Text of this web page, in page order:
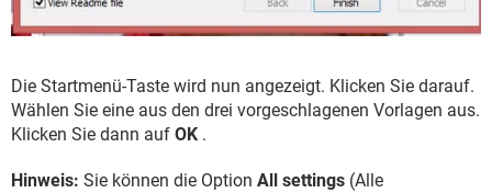
Die Startmenü-Taste wird nun angezeigt. Klicken Sie darauf.
Wählen Sie eine aus den drei vorgeschlagenen Vorlagen aus.
Klicken Sie dann auf OK .
Hinweis: Sie können die Option All settings (Alle